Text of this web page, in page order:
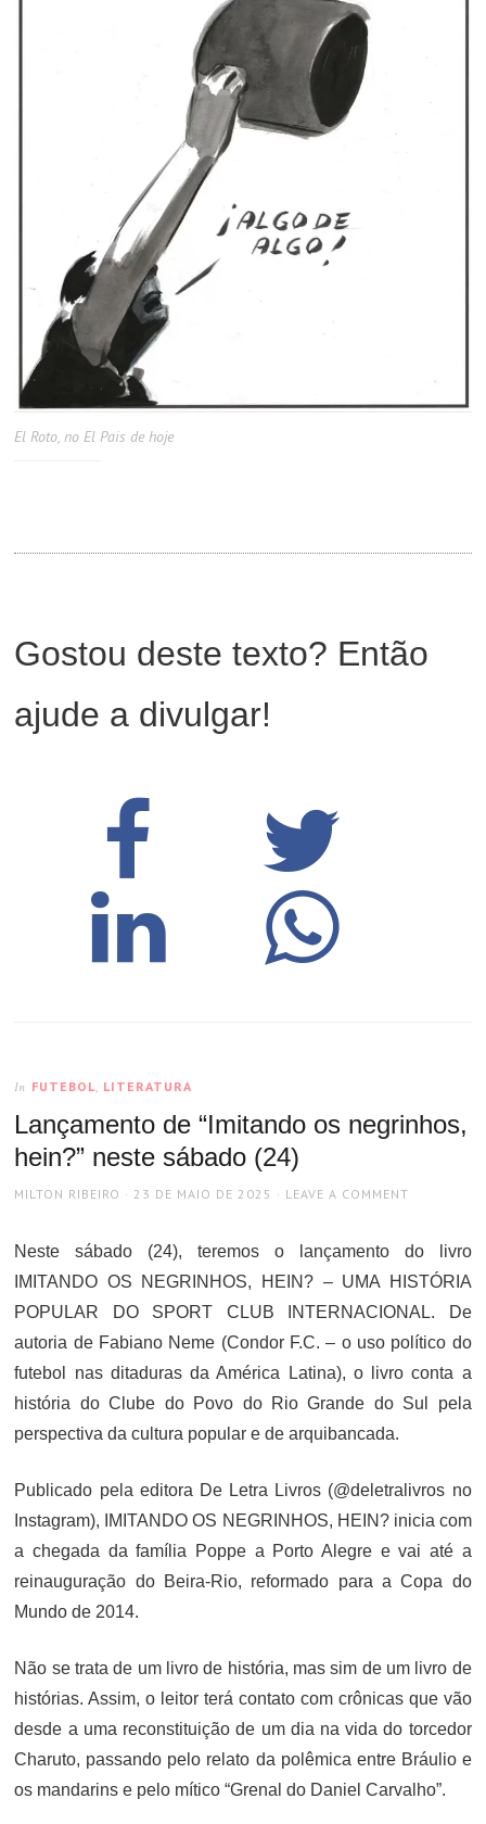
El Roto, no El Pais de hoje
Gostou deste texto? Então
ajude a divulgar!
In FUTEBOL LITERATURA
Lançamento de “Imitando os negrinhos,
hein?” neste sábado (24)
AUTHOR
MILTON RIBEIRO
POSTED
23 DE MAIO DE 2025 LEAVE A COMMENT
Neste sábado (24), teremos o lançamento do livro
IMITANDO OS NEGRINHOS, HEIN? – UMA HISTÓRIA
POPULAR DO SPORT CLUB INTERNACIONAL. De
autoria de Fabiano Neme (Condor F.C. – o uso político do
futebol nas ditaduras da América Latina), o livro conta a
história do Clube do Povo do Rio Grande do Sul pela
perspectiva da cultura popular e de arquibancada.
Publicado pela editora De Letra Livros (@deletralivros no
Instagram), IMITANDO OS NEGRINHOS, HEIN? inicia com
a chegada da família Poppe a Porto Alegre e vai até a
reinauguração do Beira-Rio, reformado para a Copa do
Mundo de 2014.
Não se trata de um livro de história, mas sim de um livro de
histórias. Assim, o leitor terá contato com crônicas que vão
desde a uma reconstituição de um dia na vida do torcedor
Charuto, passando pelo relato da polêmica entre Bráulio e
os mandarins e pelo mítico “Grenal do Daniel Carvalho”.